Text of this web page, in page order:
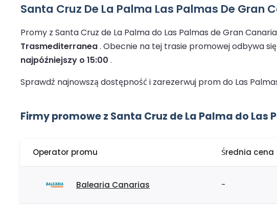
Santa Cruz De La Palma Las Palmas De Gran
Promy z Santa Cruz de La Palma do Las Palmas de Gran
Trasmediterranea. Obecnie na tej trasie promowej odbywa się
najpóźniejszy o 15:00 .
Sprawdź najnowszą dostępność i zarezerwuj prom do Las
Firmy promowe z Santa Cruz de La Palma do Las
Operator promu Średnia cena
Balearia Canarias -